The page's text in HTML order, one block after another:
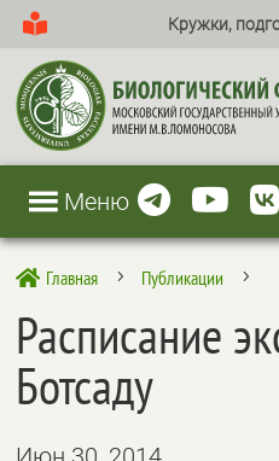
Кружки,
Меню
 Главная 5 Публикации 5
Расписание
Ботсаду